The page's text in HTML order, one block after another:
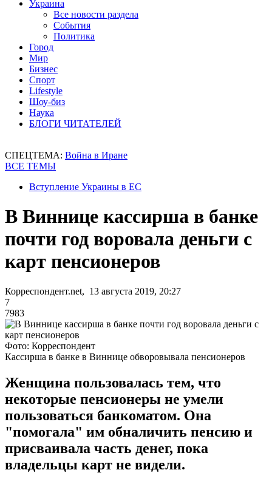
Украина
Все новости раздела
События
Политика
Город
Мир
Бизнес
Спорт
Lifestyle
Шоу-биз
Наука
БЛОГИ ЧИТАТЕЛЕЙ
СПЕЦТЕМА: Война в Иране
ВСЕ ТЕМЫ
Вступление Украины в ЕС
В Виннице кассирша в банке
почти год воровала деньги с
карт пенсионеров
Корреспондент.net, 13 августа 2019, 20:27
7
7983
Фото: Корреспондент
Кассирша в банке в Виннице обворовывала пенсионеров
Женщина пользовалась тем, что
некоторые пенсионеры не умели
пользоваться банкоматом. Она
"помогала" им обналичить пенсию и
присваивала часть денег, пока
владельцы карт не видели.